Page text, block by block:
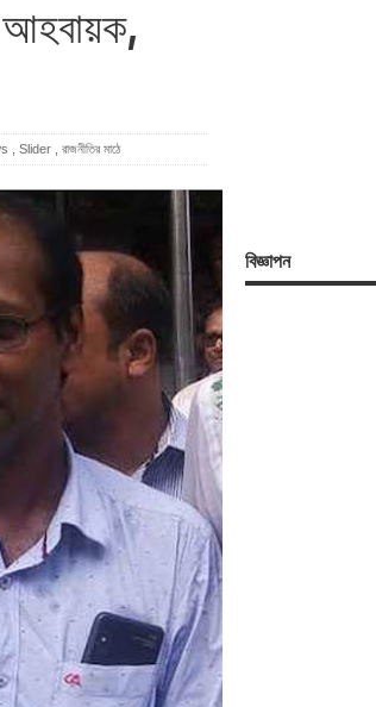
বিজ্ঞাপন
আহবায়ক,
Slider রাজনীতির মাঠে